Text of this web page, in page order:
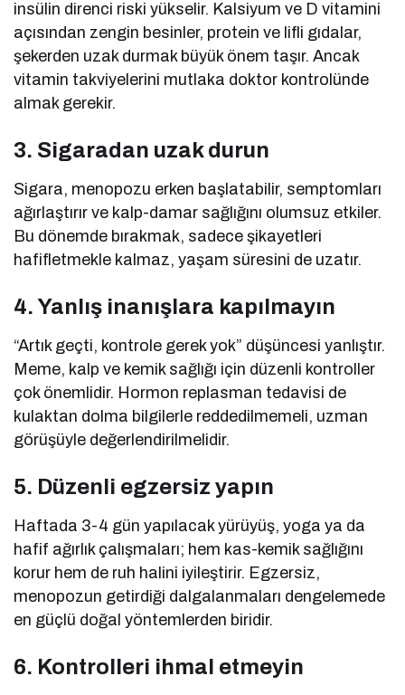
insülin direnci riski yükselir. Kalsiyum ve D vitamini
açısından zengin besinler, protein ve lifli gıdalar,
şekerden uzak durmak büyük önem taşır. Ancak
vitamin takviyelerini mutlaka doktor kontrolünde
almak gerekir.
3. Sigaradan uzak durun
Sigara, menopozu erken başlatabilir, semptomları
ağırlaştırır ve kalp-damar sağlığını olumsuz etkiler.
Bu dönemde bırakmak, sadece şikayetleri
hafifletmekle kalmaz, yaşam süresini de uzatır.
4. Yanlış inanışlara kapılmayın
“Artık geçti, kontrole gerek yok” düşüncesi yanlıştır.
Meme, kalp ve kemik sağlığı için düzenli kontroller
çok önemlidir. Hormon replasman tedavisi de
kulaktan dolma bilgilerle reddedilmemeli, uzman
görüşüyle değerlendirilmelidir.
5. Düzenli egzersiz yapın
Haftada 3-4 gün yapılacak yürüyüş, yoga ya da
hafif ağırlık çalışmaları; hem kas-kemik sağlığını
korur hem de ruh halini iyileştirir. Egzersiz,
menopozun getirdiği dalgalanmaları dengelemede
en güçlü doğal yöntemlerden biridir.
6. Kontrolleri ihmal etmeyin